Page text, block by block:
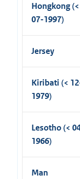
Hongkong
07-1997)
Jersey
Kiribati (<
1979)
Lesotho (<
1966)
Man